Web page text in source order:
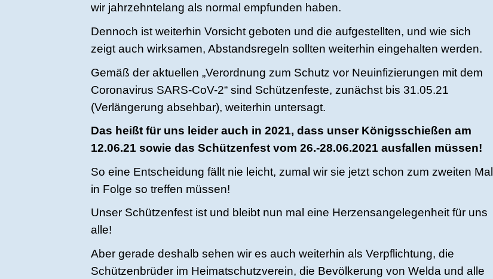
wir jahrzehntelang als normal empfunden haben.
Dennoch ist weiterhin Vorsicht geboten und die aufgestellten, und wie sich
zeigt auch wirksamen, Abstandsregeln sollten weiterhin eingehalten werden.
Gemäß der aktuellen „Verordnung zum Schutz vor Neuinfizierungen mit dem
Coronavirus SARS-CoV-2“ sind Schützenfeste, zunächst bis 31.05.21
(Verlängerung absehbar), weiterhin untersagt.
Das heißt für uns leider auch in 2021, dass unser Königsschießen am
12.06.21 sowie das Schützenfest vom 26.-28.06.2021 ausfallen müssen!
So eine Entscheidung fällt nie leicht, zumal wir sie jetzt schon zum zweiten Mal
in Folge so treffen müssen!
Unser Schützenfest ist und bleibt nun mal eine Herzensangelegenheit für uns
alle!
Aber gerade deshalb sehen wir es auch weiterhin als Verpflichtung, die
Schützenbrüder im Heimatschutzverein, die Bevölkerung von Welda und alle